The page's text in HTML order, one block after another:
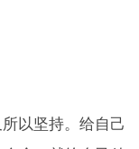
以坚持。给自己